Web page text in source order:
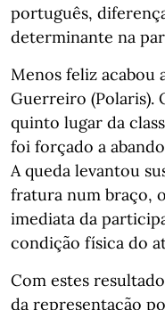
português,
determinante na
Menos feliz acabou
Guerreiro (Polaris).
quinto lugar da
foi forçado a
A queda levantou
fratura num braço,
imediata da
condição física do
Com estes
da representação